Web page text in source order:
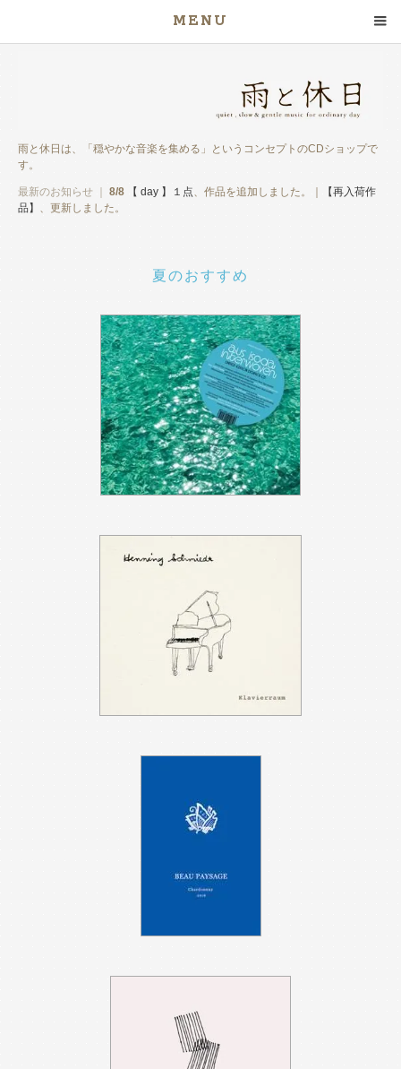
MENU
雨と休日は、「穏やかな音楽を集める」というコンセプトのCDショップで
す。
最新のお知らせ ｜ 8/8 【 day 】１点、作品を追加しました。｜
【再入荷作
品】 、更新しました。
夏のおすすめ